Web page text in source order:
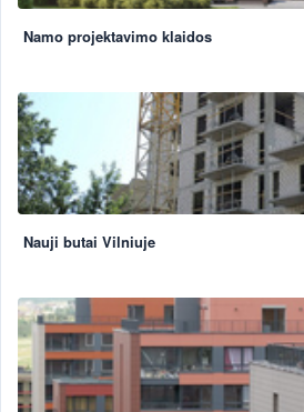
Namo projektavimo klaidos
Nauji butai Vilniuje